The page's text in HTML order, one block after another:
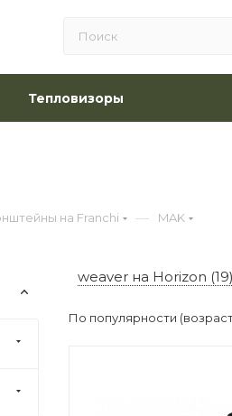
Тепловизоры
на Franchi — MAK
weaver на Horizon (19)
По популярности